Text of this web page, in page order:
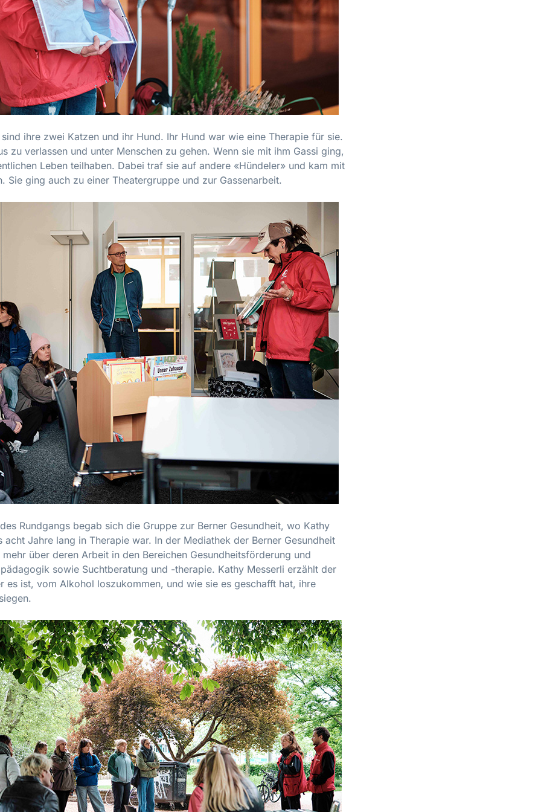
ihre zwei Katzen und ihr Hund. Ihr Hund war wie eine Therapie für sie.
zu verlassen und unter Menschen zu gehen. Wenn sie mit ihm Gassi ging,
Leben teilhaben. Dabei traf sie auf andere «Hündeler» und kam mit
Sie ging auch zu einer Theatergruppe und zur Gassenarbeit.
Rundgangs begab sich die Gruppe zur Berner Gesundheit, wo Kathy
acht Jahre lang in Therapie war. In der Mediathek der Berner Gesundheit
über deren Arbeit in den Bereichen Gesundheitsförderung und
sowie Suchtberatung und -therapie. Kathy Messerli erzählt der
es ist, vom Alkohol loszukommen, und wie sie es geschafft hat, ihre